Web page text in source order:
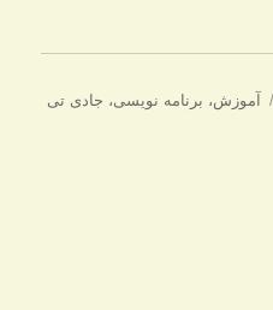
برچسب‌ها
آموزش، برنامه نویسی، جادی تی